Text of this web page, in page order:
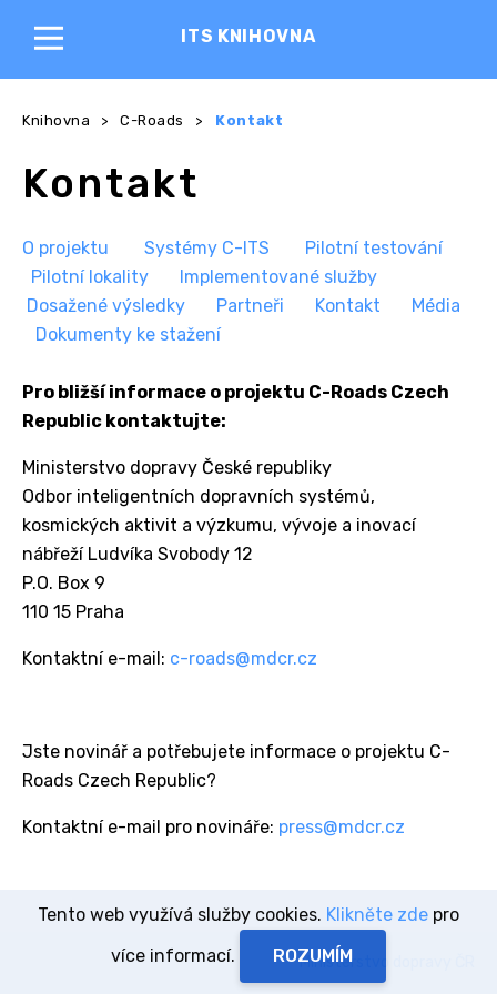
ITS KNIHOVNA
Knihovna > C-Roads > Kontakt
Kontakt
O projektu Systémy C-ITS
Pilotní testování
Pilotní lokality Implementované služby
Dosažené výsledky
Partneři Kontakt
Média
Dokumenty ke stažení
Pro bližší informace o projektu C-Roads Czech
Republic kontaktujte:
Ministerstvo dopravy České republiky
Odbor inteligentních dopravních systémů,
kosmických aktivit a výzkumu, vývoje a inovací
nábřeží Ludvíka Svobody 12
P.O. Box 9
110 15 Praha
Kontaktní e-mail: c-roads@mdcr.cz
Jste novinář a potřebujete informace o projektu C-
Roads Czech Republic?
Kontaktní e-mail pro novináře: press@mdcr.cz
Ministerstvo dopravy ČR
Tento web využívá služby cookies. Klikněte zde pro
více informací.